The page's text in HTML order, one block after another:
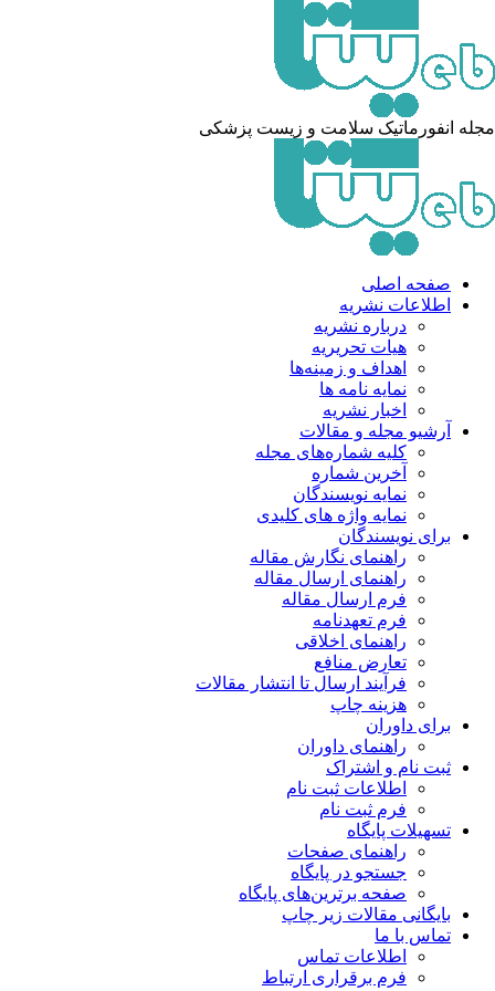
انفورماتیک سلامت و زیست پزشکی
صفحه اصلی
اطلاعات نشریه
درباره نشریه
هیات تحریریه
اهداف و زمینه‌ها
نمایه نامه ها
اخبار نشریه
آرشیو مجله و مقالات
کلیه شماره‌های مجله
آخرین شماره
نمایه نویسندگان
نمایه واژه های کلیدی
برای نویسندگان
راهنمای نگارش مقاله
راهنمای ارسال مقاله
فرم ارسال مقاله
فرم تعهدنامه
راهنمای اخلاقی
تعارض منافع
فرآیند ارسال تا انتشار مقالات
هزینه چاپ
برای داوران
راهنمای داوران
ثبت نام و اشتراک
اطلاعات ثبت نام
فرم ثبت نام
تسهیلات پایگاه
راهنمای صفحات
جستجو در پایگاه
صفحه برترین‌های پایگاه
بایگانی مقالات زیر چاپ
تماس با ما
اطلاعات تماس
فرم برقراری ارتباط